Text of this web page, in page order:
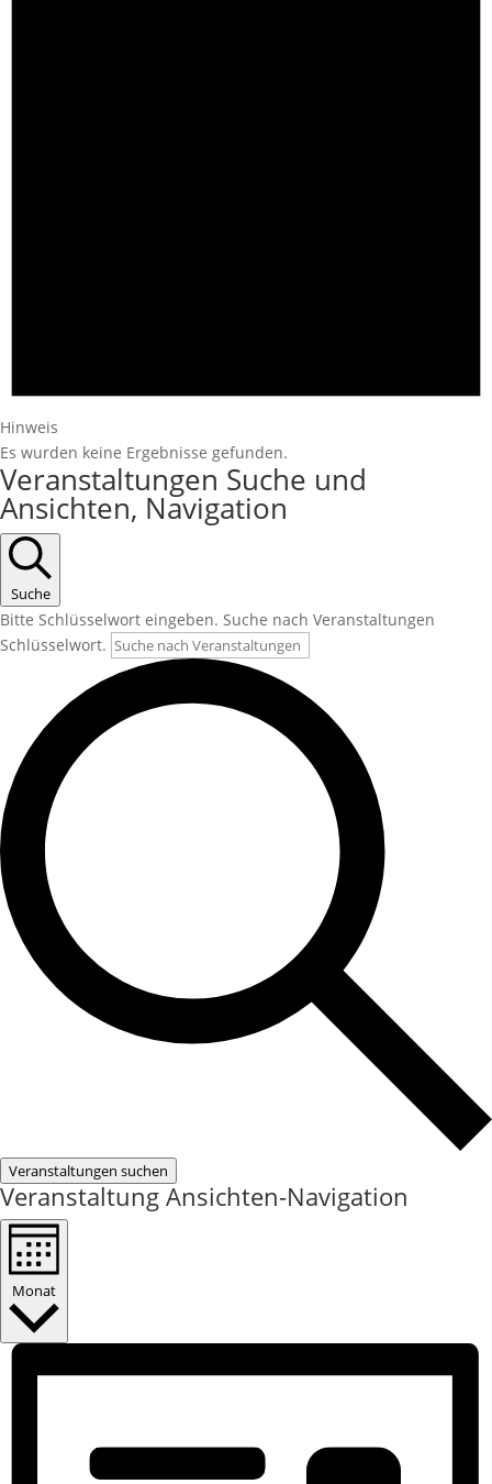
Hinweis
Es wurden keine Ergebnisse gefunden.
Veranstaltungen Suche und
Ansichten, Navigation
Suche
Bitte Schlüsselwort eingeben. Suche nach Veranstaltungen
Schlüsselwort.
Veranstaltungen suchen
Veranstaltung Ansichten-Navigation
Monat